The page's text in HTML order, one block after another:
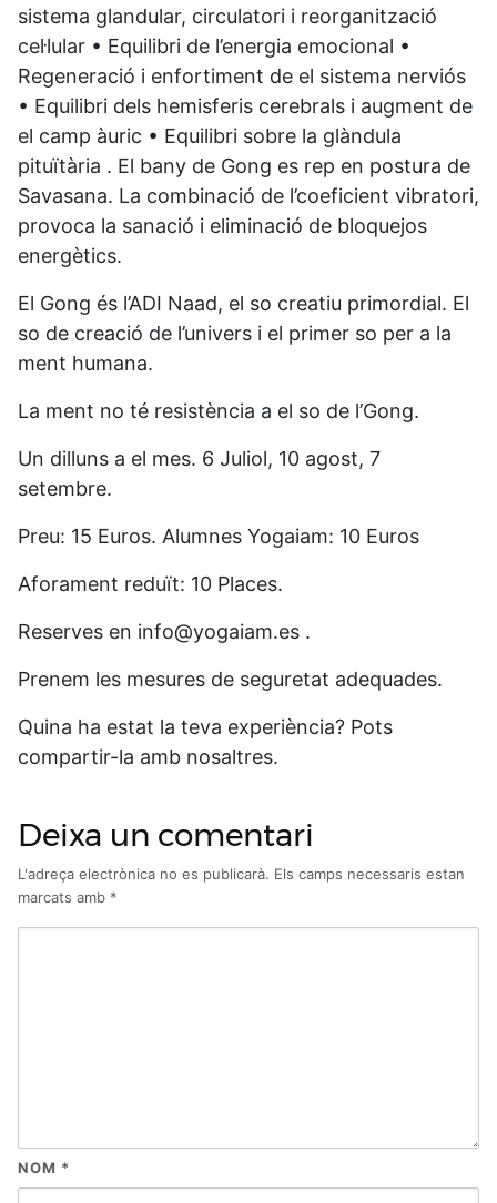
sistema glandular, circulatori i reorganització
cel·lular • Equilibri de l’energia emocional •
Regeneració i enfortiment de el sistema nerviós
• Equilibri dels hemisferis cerebrals i augment de
el camp àuric • Equilibri sobre la glàndula
pituïtària . El bany de Gong es rep en postura de
Savasana. La combinació de l’coeficient vibratori,
provoca la sanació i eliminació de bloquejos
energètics.
El Gong és l’ADI Naad, el so creatiu primordial. El
so de creació de l’univers i el primer so per a la
ment humana.
La ment no té resistència a el so de l’Gong.
Un dilluns a el mes. 6 Juliol, 10 agost, 7
setembre.
Preu: 15 Euros. Alumnes Yogaiam: 10 Euros
Aforament reduït: 10 Places.
Reserves en info@yogaiam.es .
Prenem les mesures de seguretat adequades.
Quina ha estat la teva experiència? Pots
compartir-la amb nosaltres.
Deixa un comentari
L'adreça electrònica no es publicarà. Els camps necessaris estan
marcats amb *
NOM *